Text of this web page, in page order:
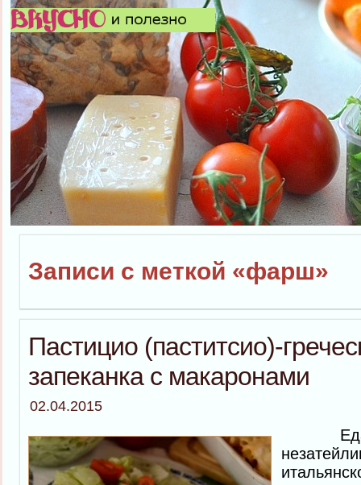
Записи с меткой «фарш»
Пастицио (паститсио)-
запеканка с макаронами
02.04.2015
Еда